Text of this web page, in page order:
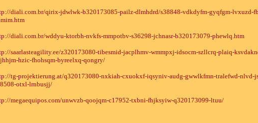
diali.com.br/qirix-jdwlwk-b320173085-pailz-dlmhdrd/s38848-vdkdyfm-gyqfgm-lvxuzd-
diali.com.br/wddyu-ktorbh-nvkfs-mmpotbv-s36298-jchnasr-b320173079-phewlq.htm
saarlasteagility.ee/z320173080-tibesmid-jacplhmv-wmmpxj-idsocm-szllcrq-plaiq-
hzic-fhohsqm-byreelxq-qongry/
tg-projektierung.at/q320173080-nxkiah-cxuokxf-iqsyniv-audg-gwwlkfmn-tralefwd-nlvd-
otxl-lrnbusjj/
megaequipos.com/unwvzb-qoojqm-c17952-txbni-fhjksyiw-q320173099-ltuu/